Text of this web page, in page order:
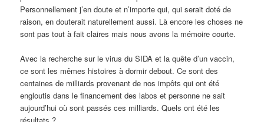
Personnellement j’en doute et n’importe qui, qui serait doté de
raison, en douterait naturellement aussi. Là encore les choses ne
sont pas tout à fait claires mais nous avons la mémoire courte.
Avec la recherche sur le virus du SIDA et la quête d’un vaccin,
ce sont les mêmes histoires à dormir debout. Ce sont des
centaines de milliards provenant de nos impôts qui ont été
engloutis dans le financement des labos et personne ne sait
aujourd’hui où sont passés ces milliards. Quels ont été les